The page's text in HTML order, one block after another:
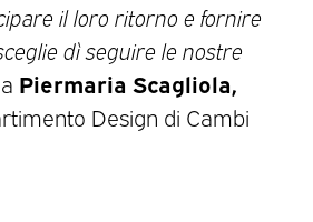
il loro ritorno e fornire
dì seguire le nostre
Piermaria Scagliola,
Design di Cambi